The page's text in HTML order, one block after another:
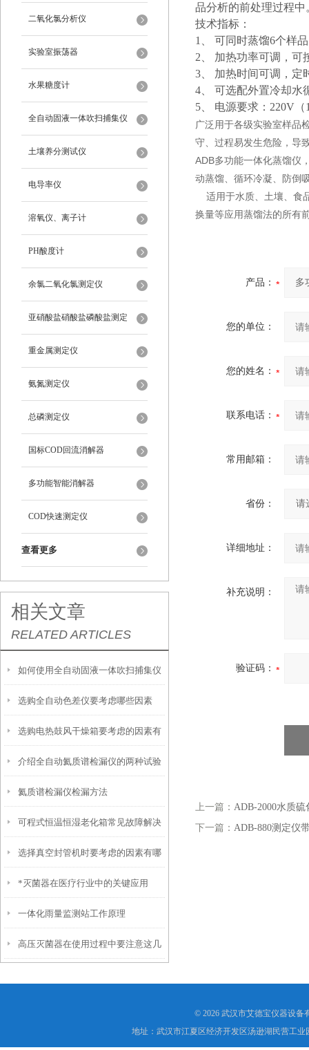
二氧化氯分析仪
实验室振荡器
水果糖度计
全自动固液一体吹扫捕集仪
土壤养分测试仪
电导率仪
溶氧仪、离子计
PH酸度计
余氯二氧化氯测定仪
亚硝酸盐硝酸盐磷酸盐测定
重金属测定仪
氨氮测定仪
总磷测定仪
国标COD回流消解器
多功能智能消解器
COD快速测定仪
查看更多
相关文章
RELATED ARTICLES
如何使用全自动固液一体吹扫捕集仪
提升实验室效率
选购全自动色差仪要考虑哪些因素
选购电热鼓风干燥箱要考虑的因素有
哪些
介绍全自动氦质谱检漏仪的两种试验
方法
氦质谱检漏仪检漏方法
可程式恒温恒湿老化箱常见故障解决
方法有哪些
选择真空封管机时要考虑的因素有哪
些
*灭菌器在医疗行业中的关键应用
一体化雨量监测站工作原理
高压灭菌器在使用过程中要注意这几
品分析的前处理过程
技术指标：
1、 可同时蒸馏6个样
2、 加热功率可调，可
3、 加热时间可调，定
4、 可选配外置冷却水
5、 电源要求：220V（
广泛用于各级实验室样品
守、过程易发生危险，导
ADB多功能一体化蒸馏仪
动蒸馏、循环冷凝、防倒
适用于水质、土壤、食
换量等应用蒸馏法的所有
产品：
您的单位：
您的姓名：
联系电话：
常用邮箱：
省份：
详细地址：
补充说明：
验证码：
上一篇： ADB-2000水质
下一篇： ADB-880测定仪
© 2026 武汉市艾德宝仪器设备
地址：武汉市江夏区经济开发区汤逊湖民营工业